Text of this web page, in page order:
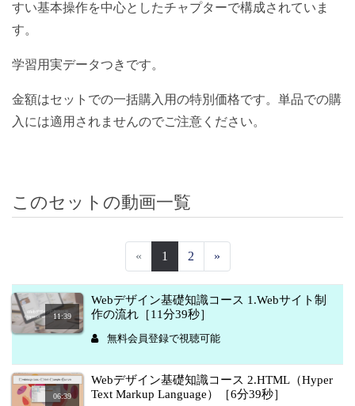
すい基本操作を中心としたチャプターで構成されていま
す。
学習用実データつきです。
金額はセットでの一括購入用の特別価格です。単品での購
入には適用されませんのでご注意ください。
このセットの動画一覧
« 1 2 »
11:39
Webデザイン基礎知識コース 1.Webサイト制
作の流れ［11分39秒］
無料会員登録で視聴可能
06:39
Webデザイン基礎知識コース 2.HTML（Hyper
Text Markup Language）［6分39秒］